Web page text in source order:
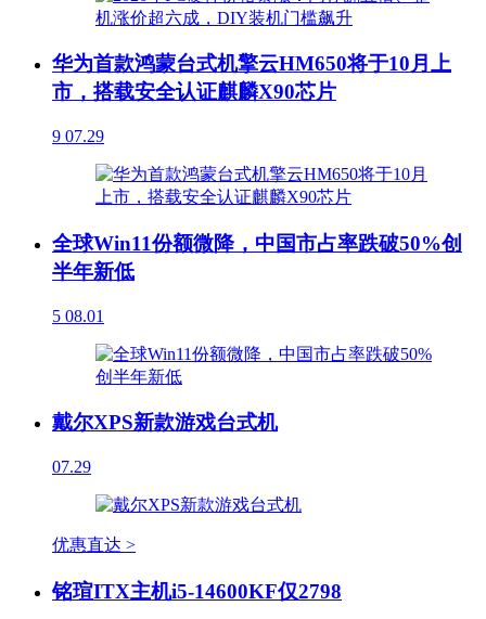
华为首款鸿蒙台式机擎云HM650将于10月上
市，搭载安全认证麒麟X90芯片
9 07.29
全球Win11份额微降，中国市占率跌破50%创
半年新低
5 08.01
戴尔XPS新款游戏台式机
07.29
优惠直达 >
铭瑄ITX主机i5-14600KF仅2798